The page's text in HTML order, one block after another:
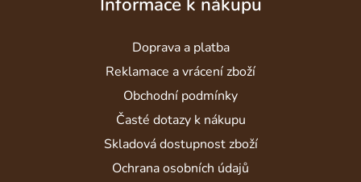
Doprava a platba
Reklamace a vrácení zboží
Obchodní podmínky
Časté dotazy k nákupu
Skladová dostupnost zboží
Ochrana osobních údajů